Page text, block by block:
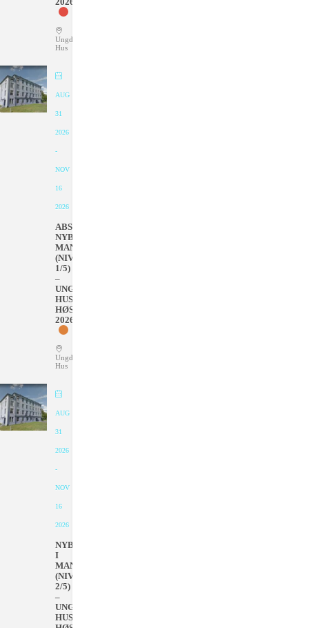
Ungdommens
Hus
AUG
31
2026
-
NOV
16
2026
ABSOLUTT
NYBEGYNNER
MANDAGER
(NIVÅ
1/5)
–
UNGDOMMENS
HUS
HØSTEN
2026
Ungdommens
Hus
AUG
31
2026
-
NOV
16
2026
NYBEGYNNER
I
MANDAGER
(NIVÅ
2/5)
–
UNGDOMMENS
HUS